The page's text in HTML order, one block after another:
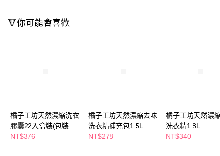
🔻你可能會喜歡
橘子工坊天然濃縮洗衣
膠囊22入盒裝(包裝隨
機出貨)
NT$376
橘子工坊天然濃縮去味
洗衣精補充包1.5L
NT$278
橘子工坊天然濃
洗衣精1.8L
NT$340